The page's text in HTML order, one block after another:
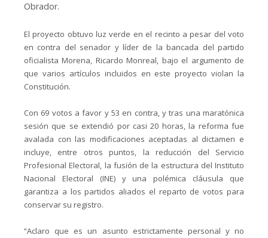
Obrador.
El proyecto obtuvo luz verde en el recinto a pesar del voto
en contra del senador y líder de la bancada del partido
oficialista Morena, Ricardo Monreal, bajo el argumento de
que varios artículos incluidos en este proyecto violan la
Constitución.
Con 69 votos a favor y 53 en contra, y tras una maratónica
sesión que se extendió por casi 20 horas, la reforma fue
avalada con las modificaciones aceptadas al dictamen e
incluye, entre otros puntos, la reducción del Servicio
Profesional Electoral, la fusión de la estructura del Instituto
Nacional Electoral (INE) y una polémica cláusula que
garantiza a los partidos aliados el reparto de votos para
conservar su registro.
“Aclaro que es un asunto estrictamente personal y no